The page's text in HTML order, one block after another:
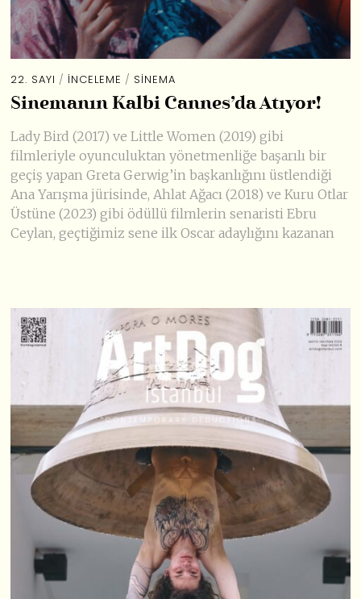
22. SAYI / İNCELEME / SINEMA
Sinemanın Kalbi Cannes’da Atıyor!
Lady Bird (2017) ve Little Women (2019) gibi
filmleriyle oyunculuktan yönetmenliğe başarılı bir
geçiş yapan Greta Gerwig’in başkanlığını üstlendiği
Ana Yarışma jürisinde, Ahlat Ağacı (2018) ve Kuru Otlar
Üstüne (2023) gibi ödüllü filmlerin senaristi Ebru
Ceylan, geçtiğimiz sene ilk Oscar adaylığını kazanan